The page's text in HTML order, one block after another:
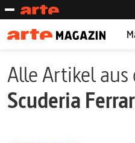
Alle Artikel aus
Scuderia